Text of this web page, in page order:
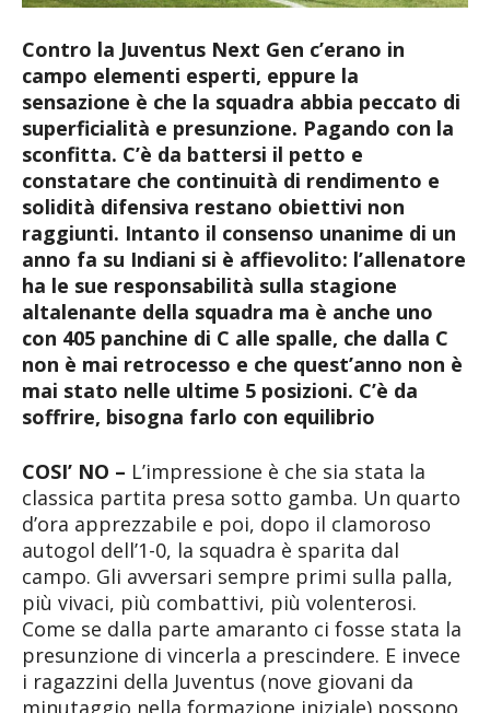
Contro la Juventus Next Gen c’erano in
campo elementi esperti, eppure la
sensazione è che la squadra abbia peccato di
superficialità e presunzione. Pagando con la
sconfitta. C’è da battersi il petto e
constatare che continuità di rendimento e
solidità difensiva restano obiettivi non
raggiunti. Intanto il consenso unanime di un
anno fa su Indiani si è affievolito: l’allenatore
ha le sue responsabilità sulla stagione
altalenante della squadra ma è anche uno
con 405 panchine di C alle spalle, che dalla C
non è mai retrocesso e che quest’anno non è
mai stato nelle ultime 5 posizioni. C’è da
soffrire, bisogna farlo con equilibrio
COSI’ NO – L’impressione è che sia stata la
classica partita presa sotto gamba. Un quarto
d’ora apprezzabile e poi, dopo il clamoroso
autogol dell’1-0, la squadra è sparita dal
campo. Gli avversari sempre primi sulla palla,
più vivaci, più combattivi, più volenterosi.
Come se dalla parte amaranto ci fosse stata la
presunzione di vincerla a prescindere. E invece
i ragazzini della Juventus (nove giovani da
minutaggio nella formazione iniziale) possono